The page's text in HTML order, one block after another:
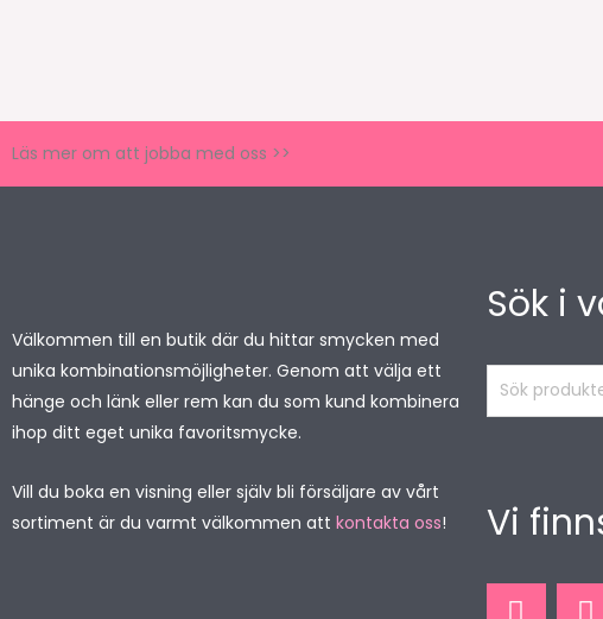
Läs mer om att jobba med oss >>
Välkommen till en butik där du hittar smycken med
unika kombinationsmöjligheter. Genom att välja ett
hänge och länk eller rem kan du som kund kombinera
ihop ditt eget unika favoritsmycke.
Vill du boka en visning eller själv bli försäljare av vårt
sortiment är du varmt välkommen att kontakta oss!
Sök i
Sök
Vi
F I